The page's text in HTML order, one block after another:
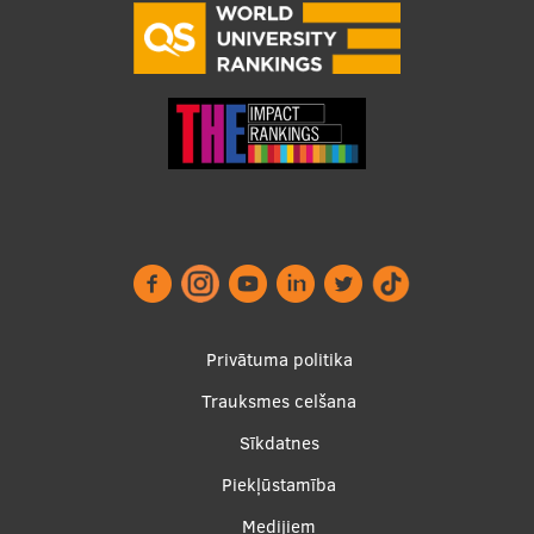
Studiju un vides pieejamība
Suvenīri un grāmatasPrivātuma politika
Trauksmes celšana
Sīkdatnes
Piekļūstamība
Medijiem